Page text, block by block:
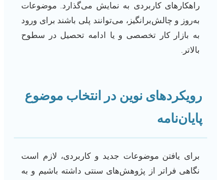
راهکارهای کاربردی به نمایش می‌گذارد. موضوعات
به‌روز و چالش‌برانگیز، می‌توانند پلی باشند برای ورود
به بازار کار تخصصی و یا ادامه تحصیل در سطوح
بالاتر.
رویکردهای نوین در انتخاب موضوع
پایان‌نامه
برای یافتن موضوعات جدید و کاربردی، لازم است
نگاهی فراتر از پژوهش‌های سنتی داشته باشیم و به